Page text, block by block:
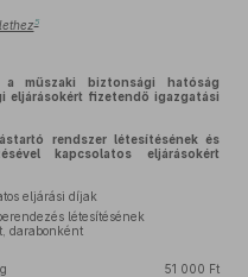
5
műszaki biztonsági hatóság
eljárásokért fizetendő igazgatási
rendszer létesítésének és
kapcsolatos eljárásokért
eljárási díjak
létesítésének
darabonként
51 000 Ft